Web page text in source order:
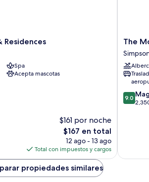
Residences
Spa
Acepta mascotas
$161 por noche
El
precio
actual
es
de
$167
$167 en total
12 ago - 13 ago
Total con impuestos y cargos
The
Morgan
Resort
Spa
Village
Simpson
Bay
The
9.0
de
9.0
propiedades similares